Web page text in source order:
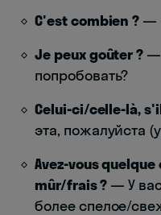
C'est combien ? —
Je peux goûter ? —
попробовать?
Celui-ci/celle-là,
эта, пожалуйста
Avez-vous
mûr/frais ? — У
более спелое/